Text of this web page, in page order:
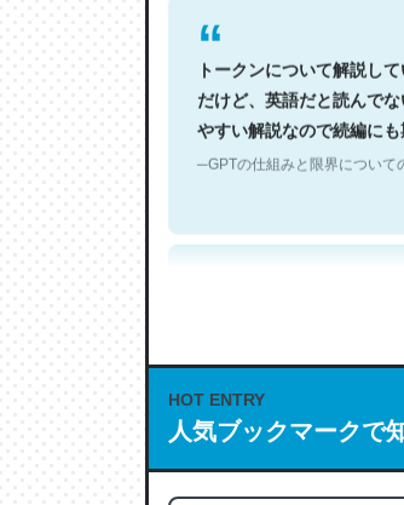
トークンについて解説し
だけど、英語だと読んで
やすい解説なので続編にも
─GPTの仕組みと限界について
HOT ENTRY
人気ブックマークで